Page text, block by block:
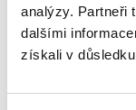
analýzy. Partneři
dalšími
získali v